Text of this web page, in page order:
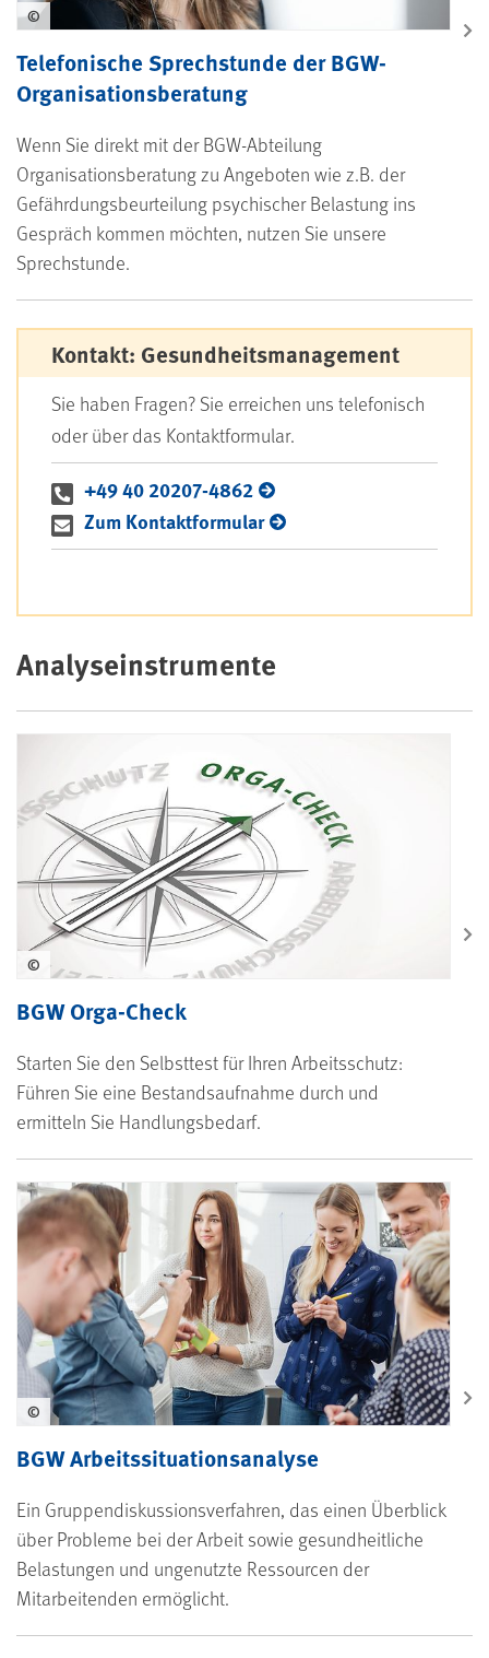
Telefonische Sprechstunde der BGW-
Organisationsberatung
Wenn Sie direkt mit der BGW-Abteilung
Organisationsberatung zu Angeboten wie z.B. der
Gefährdungsbeurteilung psychischer Belastung ins
Gespräch kommen möchten, nutzen Sie unsere
Sprechstunde.
©
Kontakt: Gesundheitsmanagement
Sie haben Fragen? Sie erreichen uns telefonisch
oder über das Kontaktformular.
+49 40 20207-4862
Zum Kontaktformular
Analyseinstrumente
BGW Orga-Check
Starten Sie den Selbsttest für Ihren Arbeitsschutz:
Führen Sie eine Bestandsaufnahme durch und
ermitteln Sie Handlungsbedarf.
©
BGW Arbeitssituationsanalyse
Ein Gruppendiskussionsverfahren, das einen Überblick
über Probleme bei der Arbeit sowie gesundheitliche
Belastungen und ungenutzte Ressourcen der
Mitarbeitenden ermöglicht.
©